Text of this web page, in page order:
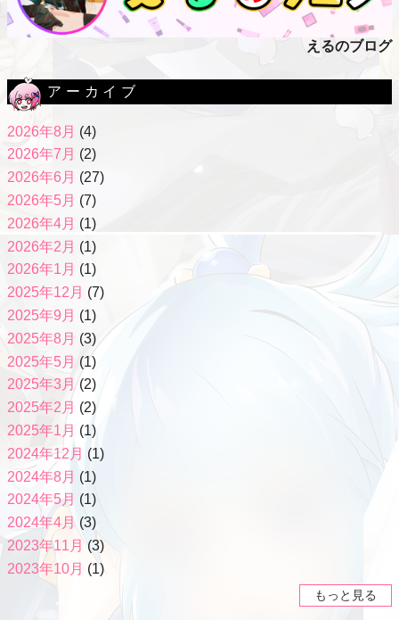
えるのブログ
アーカイブ
2026年8月 (4)
2026年7月 (2)
2026年6月 (27)
2026年5月 (7)
2026年4月 (1)
2026年2月 (1)
2026年1月 (1)
2025年12月 (7)
2025年9月 (1)
2025年8月 (3)
2025年5月 (1)
2025年3月 (2)
2025年2月 (2)
2025年1月 (1)
2024年12月 (1)
2024年8月 (1)
2024年5月 (1)
2024年4月 (3)
2023年11月 (3)
2023年10月 (1)
もっと見る